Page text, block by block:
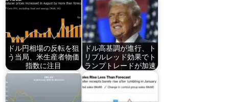
ドル円相場の反転を狙
う当局、米生産者物価
指数に注目
ドル高基調が進行、ト
リプルレッド効果でト
ランプトレードが加速